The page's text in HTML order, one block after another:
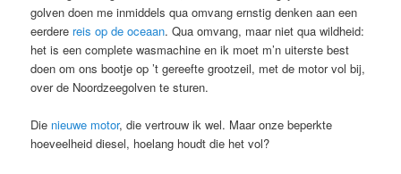
golven doen me inmiddels qua omvang ernstig denken aan een
eerdere reis op de oceaan. Qua omvang, maar niet qua wildheid:
het is een complete wasmachine en ik moet m’n uiterste best
doen om ons bootje op ’t gereefte grootzeil, met de motor vol bij,
over de Noordzeegolven te sturen.
Die nieuwe motor, die vertrouw ik wel. Maar onze beperkte
hoeveelheid diesel, hoelang houdt die het vol?